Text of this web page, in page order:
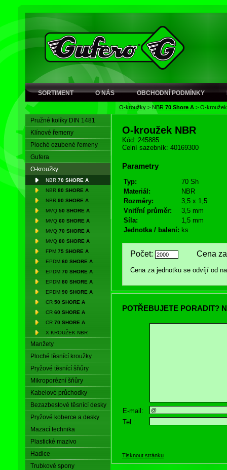
SORTIMENT O NÁS OBCHODNÍ PODMÍNKY
O-kroužky > NBR 70 Shore A > O-
Pružné kolíky DIN 1481
Klínové řemeny
Ploché ozubené řemeny
Gufera
O-kroužky
NBR 70 SHORE A
NBR 80 SHORE A
NBR 90 SHORE A
MVQ 50 SHORE A
MVQ 60 SHORE A
MVQ 70 SHORE A
MVQ 80 SHORE A
FPM 75 SHORE A
EPDM 60 SHORE A
EPDM 70 SHORE A
EPDM 80 SHORE A
EPDM 90 SHORE A
CR 50 SHORE A
CR 60 SHORE A
CR 70 SHORE A
X KROUŽEK NBR
Manžety
Ploché těsnící kroužky
Pryžové těsnící šňůry
Mikroporézní šňůry
Kabelové průchodky
Bezazbestové těsnící desky
Pryžové koberce a desky
Mazací technika
Plastické mazivo
Hadice
Trubkové spony
O-kroužek NBR
Kód: 245885
Celní sazebník: 40169300
Parametry
Typ:
70 Sh
Materiál:
NBR
Rozměry:
3,5 x 1,5
Vnitřní průměr:
3,5 mm
Síla:
1,5 mm
Jednotka / balení: ks
Počet: Cena za
Cena za jednotku se odvíjí od
POTŘEBUJETE PORADIT?
E-mail:
Tel.:
Tisknout stránku